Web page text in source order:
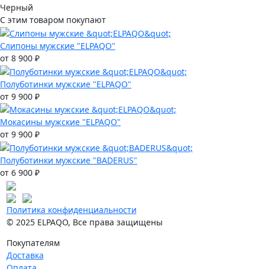
Черный
С этим товаром покупают
Слипоны мужские "ELPAQO"
от 8 900 ₽
Полуботинки мужские "ELPAQO"
от 9 900 ₽
Мокасины мужские "ELPAQO"
от 9 900 ₽
Полуботинки мужские "BADERUS"
от 6 900 ₽
Политика конфиденциальности
© 2025 ELPAQO, Все права защищены
Покупателям
Доставка